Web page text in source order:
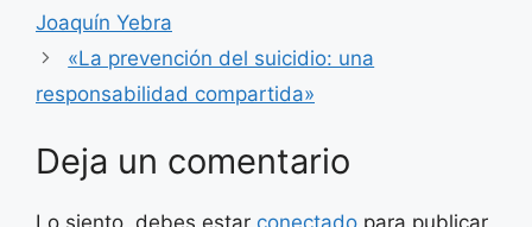
Joaquín Yebra
«La prevención del suicidio: una
responsabilidad compartida»
Deja un comentario
Lo siento, debes estar conectado para publicar